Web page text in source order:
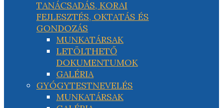
TANÁCSADÁS, KORAI
FEJLESZTÉS, OKTATÁS ÉS
GONDOZÁS
MUNKATÁRSAK
LETÖLTHETŐ
DOKUMENTUMOK
GALÉRIA
GYÓGYTESTNEVELÉS
MUNKATÁRSAK